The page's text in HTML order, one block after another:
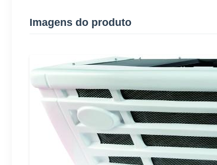
Imagens do produto